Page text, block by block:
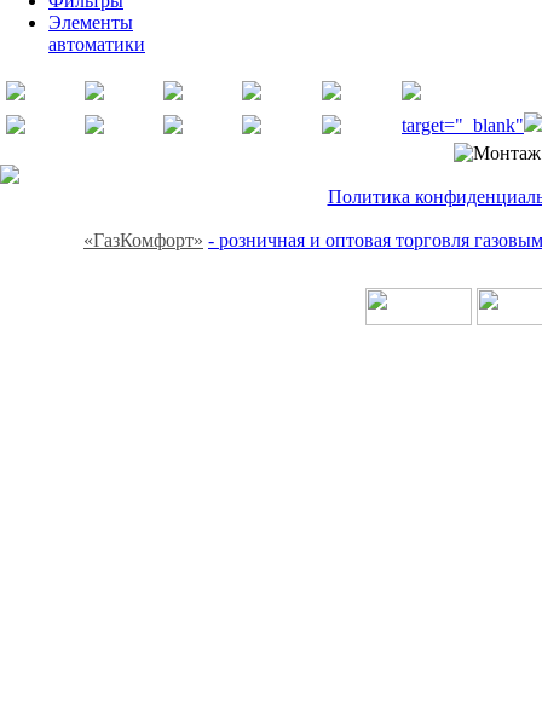
Элементы
автоматики
target="_blank"
Политика
«ГазКомфорт» - розничная и оптовая торговля